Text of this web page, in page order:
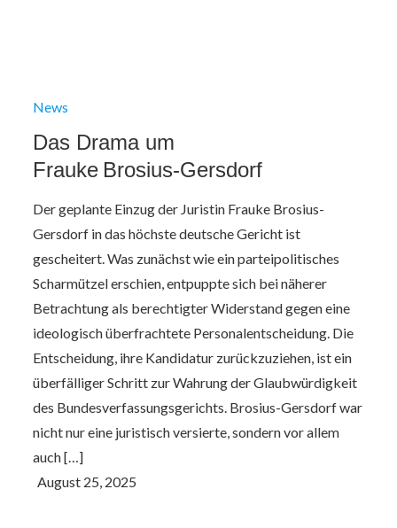
News
Das Drama um
Frauke Brosius‑Gersdorf
Der geplante Einzug der Juristin Frauke Brosius-
Gersdorf in das höchste deutsche Gericht ist
gescheitert. Was zunächst wie ein parteipolitisches
Scharmützel erschien, entpuppte sich bei näherer
Betrachtung als berechtigter Widerstand gegen eine
ideologisch überfrachtete Personalentscheidung. Die
Entscheidung, ihre Kandidatur zurückzuziehen, ist ein
überfälliger Schritt zur Wahrung der Glaubwürdigkeit
des Bundesverfassungsgerichts. Brosius-Gersdorf war
nicht nur eine juristisch versierte, sondern vor allem
auch […]